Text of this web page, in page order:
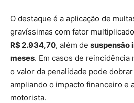
O destaque é a aplicação de
gravíssimas com fator
R$ 2.934,70, além de suspensão
meses. Em casos de reincidência
o valor da penalidade pode
ampliando o impacto financeiro e
motorista.